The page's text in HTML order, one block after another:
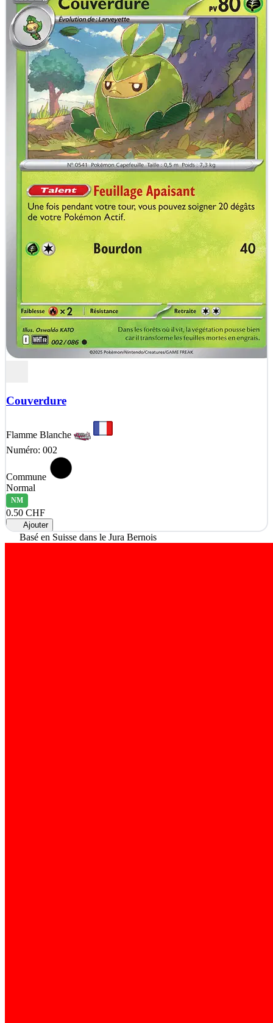
Couverdure
Flamme Blanche
Numéro: 002
Commune
Normal
NM
0.50 CHF
Ajouter
Basé en Suisse dans le Jura Bernois